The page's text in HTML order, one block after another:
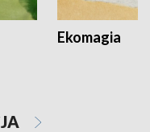
Ekomagia